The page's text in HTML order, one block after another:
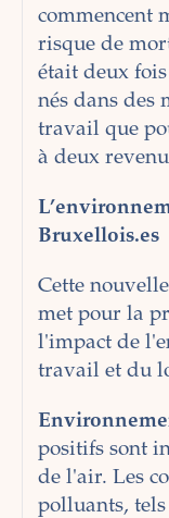
commencent
risque de
était deux
nés dans des
travail que
à deux
Bruxellois.es
Cette
met pour la
l'impact de
travail et du
positifs sont
de l'air. Les
polluants,